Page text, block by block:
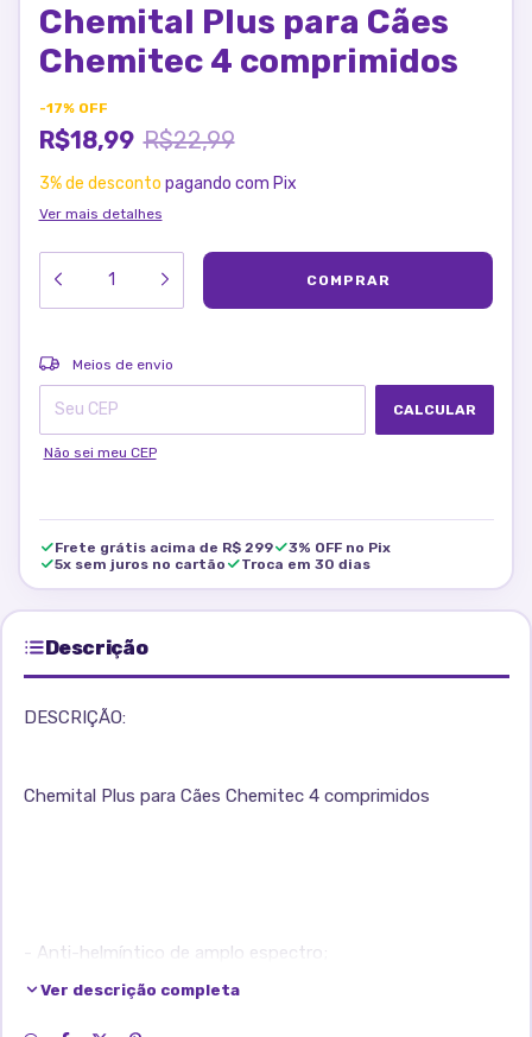
Chemital Plus para Cães
Chemitec 4 comprimidos
-17% OFF
R$18,99 R$22,99
3% de desconto pagando com Pix
Ver mais detalhes
Entregas para o CEP:
Meios de envio
CALCULAR
Não sei meu CEP
Frete grátis acima de R$ 299
3% OFF no Pix
5x sem juros no cartão
Troca em 30 dias
Descrição
DESCRIÇÃO:
Chemital Plus para Cães Chemitec 4 comprimidos
- Anti-helmíntico de amplo espectro;
- Praziquantel, Pamoato de Pirantel e Febantel;
Ver descrição completa